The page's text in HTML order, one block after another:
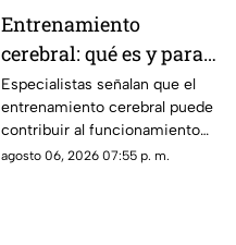
Entrenamiento
cerebral: qué es y para
qué sirve
Especialistas señalan que el
entrenamiento cerebral puede
contribuir al funcionamiento
cognitivo cuando se combina
agosto 06, 2026 07:55 p. m.